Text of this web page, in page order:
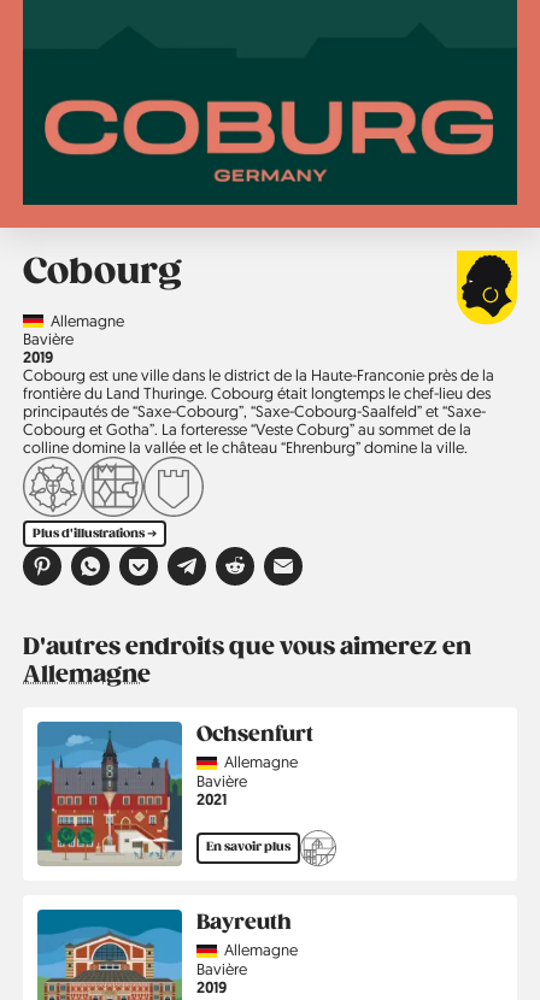
Cobourg
CountryAllemagne
Région
Bavière
Année
2019
Cobourg est une ville dans le district de la Haute-Franconie près de la
frontière du Land Thuringe. Cobourg était longtemps le chef-lieu des
principautés de “Saxe-Cobourg”, “Saxe-Cobourg-Saalfeld” et “Saxe-
Cobourg et Gotha”. La forteresse “Veste Coburg” au sommet de la
colline domine la vallée et le château “Ehrenburg” domine la ville.
Plus d'illustrations ➔
D'autres endroits que vous aimerez en
Allemagne
Ochsenfurt
CountryAllemagne
Région
Bavière
Année
2021
En savoir plus
Bayreuth
CountryAllemagne
Région
Bavière
Année
2019